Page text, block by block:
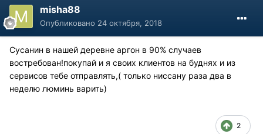
misha88
Опубликовано 24 октября, 2018
Сусанин в нашей деревне аргон в 90% случаев
востребован!покупай и я своих клиентов на буднях и из
сервисов тебе отправлять,( только ниссану раза два в
неделю люминь варить)
2